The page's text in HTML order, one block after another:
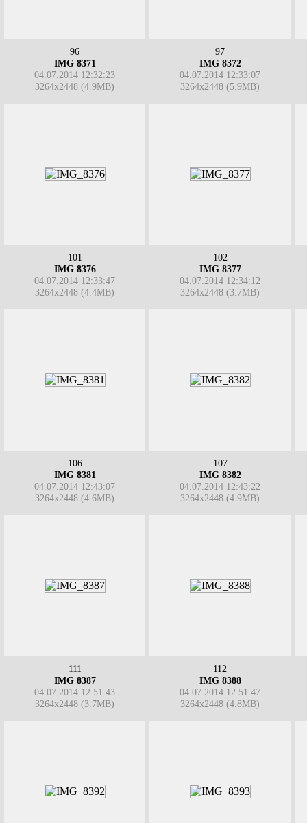
96
IMG 8371
04.07.2014 12:32:23
3264x2448 (4.9MB)
97
IMG 8372
04.07.2014 12:33:07
3264x2448 (5.9MB)
101
IMG 8376
04.07.2014 12:33:47
3264x2448 (4.4MB)
102
IMG 8377
04.07.2014 12:34:12
3264x2448 (3.7MB)
106
IMG 8381
04.07.2014 12:43:07
3264x2448 (4.6MB)
107
IMG 8382
04.07.2014 12:43:22
3264x2448 (4.9MB)
111
IMG 8387
04.07.2014 12:51:43
3264x2448 (3.7MB)
112
IMG 8388
04.07.2014 12:51:47
3264x2448 (4.8MB)